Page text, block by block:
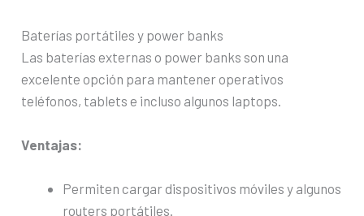
Baterías portátiles y power banks
Las baterías externas o power banks son una
excelente opción para mantener operativos
teléfonos, tablets e incluso algunos laptops.
Ventajas:
Permiten cargar dispositivos móviles y algunos
routers portátiles.